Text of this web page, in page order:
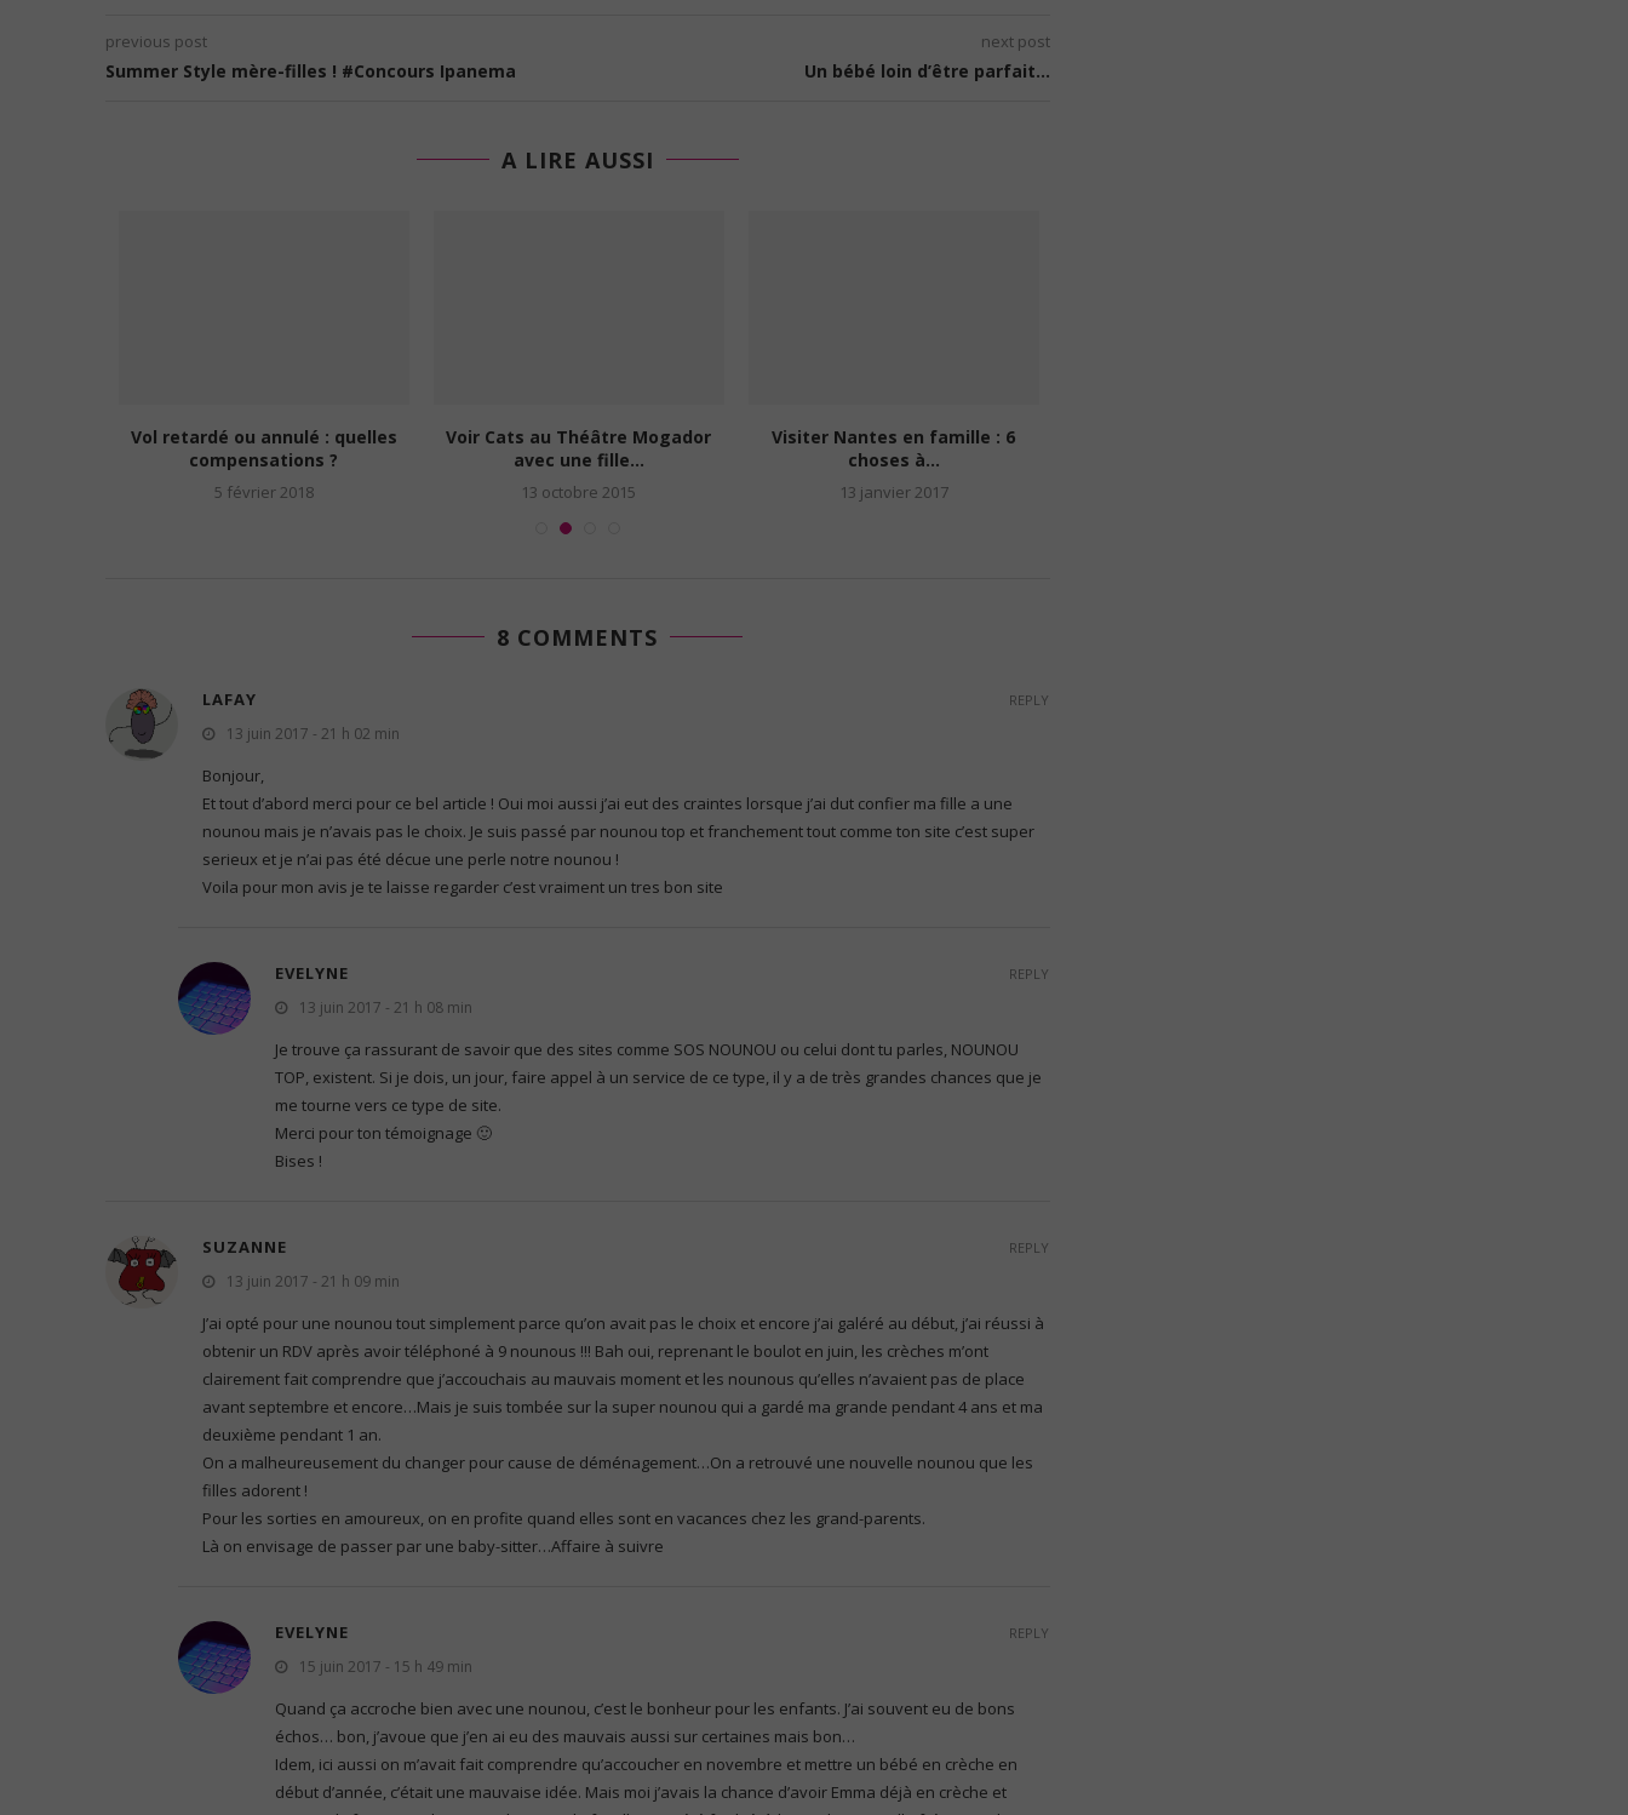
previous post
Summer Style mère-filles ! #Concours Ipanema
next post
Un bébé loin d’être parfait…
A LIRE AUSSI
Vol retardé ou annulé : quelles
compensations ?
5 février 2018
Voir Cats au Théâtre Mogador
avec une fille...
13 octobre 2015
Visiter Nantes en famille : 6
choses à...
13 janvier 2017
8 COMMENTS
LAFAY
13 juin 2017 - 21 h 02 min
Bonjour,
Et tout d’abord merci pour ce bel article ! Oui moi aussi j’ai eut des craintes lorsque j’ai dut confier ma fille a une
nounou mais je n’avais pas le choix. Je suis passé par nounou top et franchement tout comme ton site c’est super
serieux et je n’ai pas été décue une perle notre nounou !
Voila pour mon avis je te laisse regarder c’est vraiment un tres bon site
REPLY
EVELYNE
13 juin 2017 - 21 h 08 min
Je trouve ça rassurant de savoir que des sites comme SOS NOUNOU ou celui dont tu parles, NOUNOU
TOP, existent. Si je dois, un jour, faire appel à un service de ce type, il y a de très grandes chances que je
me tourne vers ce type de site.
Merci pour ton témoignage 🙂
Bises !
REPLY
SUZANNE
13 juin 2017 - 21 h 09 min
J’ai opté pour une nounou tout simplement parce qu’on avait pas le choix et encore j’ai galéré au début, j’ai réussi à
obtenir un RDV après avoir téléphoné à 9 nounous !!! Bah oui, reprenant le boulot en juin, les crèches m’ont
clairement fait comprendre que j’accouchais au mauvais moment et les nounous qu’elles n’avaient pas de place
avant septembre et encore…Mais je suis tombée sur la super nounou qui a gardé ma grande pendant 4 ans et ma
deuxième pendant 1 an.
On a malheureusement du changer pour cause de déménagement…On a retrouvé une nouvelle nounou que les
filles adorent !
Pour les sorties en amoureux, on en profite quand elles sont en vacances chez les grand-parents.
Là on envisage de passer par une baby-sitter…Affaire à suivre
REPLY
EVELYNE
15 juin 2017 - 15 h 49 min
Quand ça accroche bien avec une nounou, c’est le bonheur pour les enfants. J’ai souvent eu de bons
échos… bon, j’avoue que j’en ai eu des mauvais aussi sur certaines mais bon…
Idem, ici aussi on m’avait fait comprendre qu’accoucher en novembre et mettre un bébé en crèche en
début d’année, c’était une mauvaise idée. Mais moi j’avais la chance d’avoir Emma déjà en crèche et
REPLY